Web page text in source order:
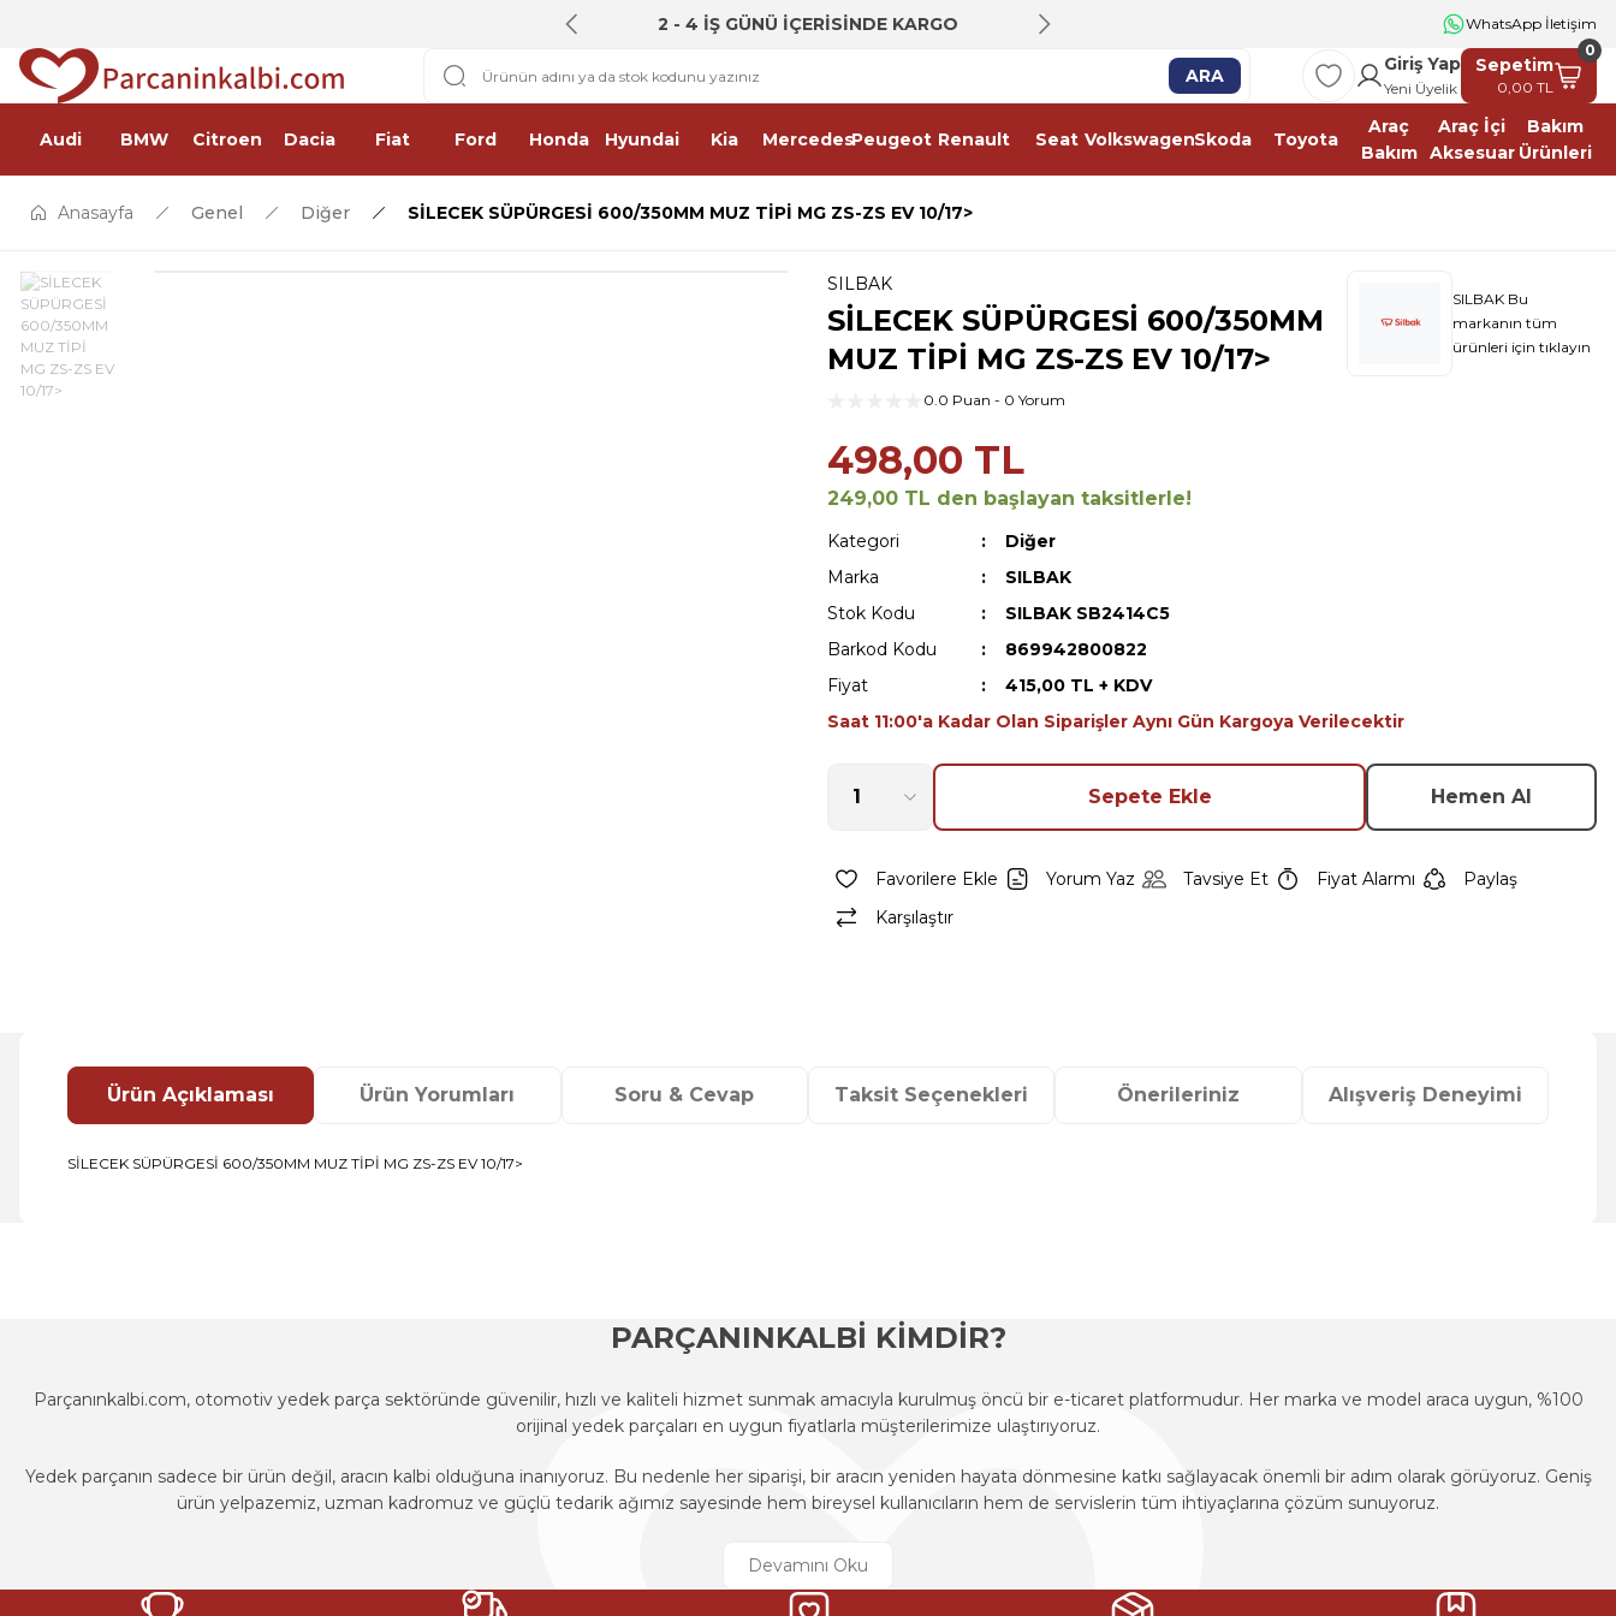
2 - 4 İŞ GÜNÜ İÇERİSİNDE KARGO 2500 TL ÜSTÜ ÜCRETSİZ KARGO WhatsApp İletişim
ARA
Giriş Yap
Yeni Üyelik
Sepetim
0,00 TL
0
Audi BMW Citroen Dacia Fiat Ford Honda Hyundai Kia MercedesPeugeot Renault Seat VolkswagenSkoda Toyota
Araç
Bakım
Araç İçi
Aksesuar
Bakım
Ürünleri
Anasayfa Genel Diğer SİLECEK SÜPÜRGESİ 600/350MM MUZ TİPİ MG ZS-ZS EV 10/17>
SILBAK
SİLECEK SÜPÜRGESİ 600/350MM
MUZ TİPİ MG ZS-ZS EV 10/17>
SILBAK Bu
markanın tüm
ürünleri için tıklayın
0.0 Puan - 0 Yorum
498,00 TL
249,00 TL den başlayan taksitlerle!
Kategori
Diğer
Marka
SILBAK
Stok Kodu
SILBAK SB2414C5
Barkod Kodu
869942800822
Fiyat
415,00 TL + KDV
Saat 11:00'a Kadar Olan Siparişler Aynı Gün Kargoya Verilecektir
Sepete Ekle Hemen Al
Yorum Yaz Tavsiye Et Fiyat Alarmı
Paylaş
Karşılaştır
Ürün Açıklaması Ürün Yorumları Soru & Cevap Taksit Seçenekleri Önerileriniz Alışveriş Deneyimi
SİLECEK SÜPÜRGESİ 600/350MM MUZ TİPİ MG ZS-ZS EV 10/17>
Yorum Yaz
Soru Sor
Ürün fiyatı diğer sitelerden daha pahalı.
Gönder
Deneyimini Paylaş
PARÇANINKALBİ KİMDİR?
Parçanınkalbi.com, otomotiv yedek parça sektöründe güvenilir, hızlı ve kaliteli hizmet sunmak amacıyla kurulmuş öncü bir e-ticaret platformudur. Her marka ve model araca uygun, %100
orijinal yedek parçaları en uygun fiyatlarla müşterilerimize ulaştırıyoruz.
Yedek parçanın sadece bir ürün değil, aracın kalbi olduğuna inanıyoruz. Bu nedenle her siparişi, bir aracın yeniden hayata dönmesine katkı sağlayacak önemli bir adım olarak görüyoruz. Geniş
ürün yelpazemiz, uzman kadromuz ve güçlü tedarik ağımız sayesinde hem bireysel kullanıcıların hem de servislerin tüm ihtiyaçlarına çözüm sunuyoruz.
Parçanınkalbi.com, otomotiv yedek parça sektöründe güvenilir, hızlı ve kaliteli hizmet sunmak amacıyla kurulmuş öncü bir e-ticaret platformudur. Her marka ve model araca uygun, %100